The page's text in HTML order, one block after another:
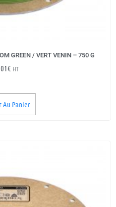
GREEN / VERT VENIN – 750 G
€ HT
Au Panier